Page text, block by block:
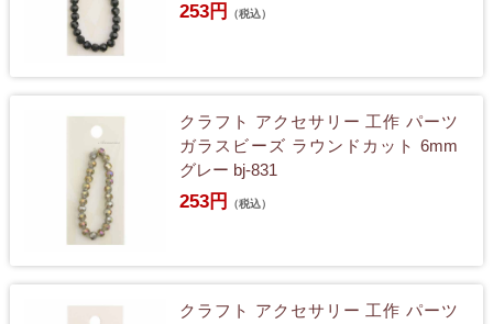
253円 （税込）
クラフト アクセサリー 工作 パーツ
ガラスビーズ ラウンドカット 6mm
グレー bj-831
253円 （税込）
クラフト アクセサリー 工作 パーツ